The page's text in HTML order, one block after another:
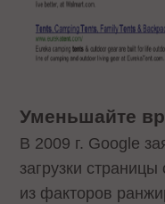
Уменьшайте
В 2009 г. Google
загрузки
из факторов